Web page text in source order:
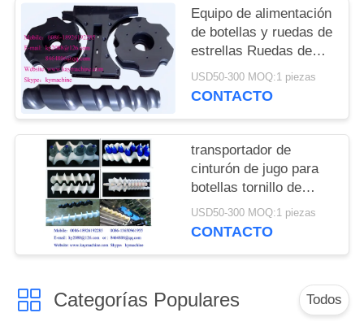
alimentación China
fabricante
Equipo de alimentación
de botellas y ruedas de
estrellas Ruedas de
estrellas de plástico y
engranajes de plástico
USD50-300 MOQ:1 piezas
CONTACTO
transportador de
cinturón de jugo para
botellas tornillo de
alimentación para
botellas tornillos de
equipos de
USD50-300 MOQ:1 piezas
CONTACTO
Categorías Populares Todos